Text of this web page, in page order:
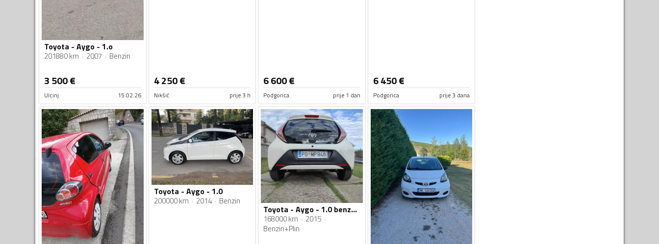
Toyota - Aygo - 1.o
201880 km 2007 Benzin
3 500€
Ulcinj 15.02.26
4 250€
Nikšić prije 3 h
6 600€
Podgorica prije 1 dan
6 450€
Podgorica prije 3 dana
Toyota - Aygo - 1.0
200000 km 2014 Benzin
Toyota - Aygo - 1.0 benz+plin
168000 km
2015
Benzin+Plin